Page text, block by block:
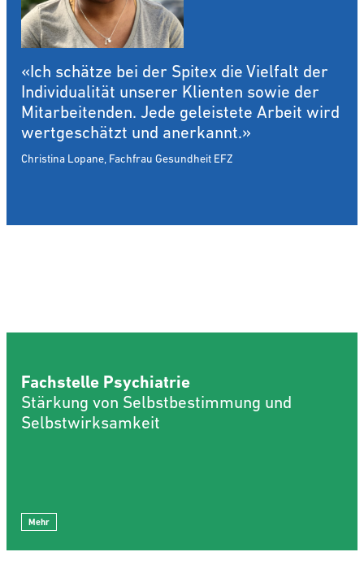
«Ich schätze bei der Spitex die Vielfalt der
Individualität unserer Klienten sowie der
Mitarbeitenden. Jede geleistete Arbeit wird
wertgeschätzt und anerkannt.»
Christina Lopane, Fachfrau Gesundheit EFZ
Fachstelle Psychiatrie
Stärkung von Selbstbestimmung und
Selbstwirksamkeit
Mehr